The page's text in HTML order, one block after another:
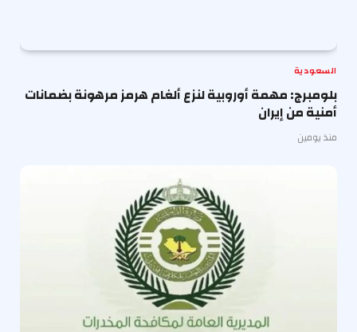
السعودية
بلومبرج: مهمة أوروبية لنزع ألغام هرمز مرهونة بضمانات
أمنية من إيران
منذ يومين